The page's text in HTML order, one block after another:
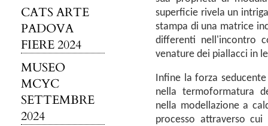
CATS ARTE
PADOVA
FIERE 2024
MUSEO
MCYC
SETTEMBRE
2024
superficie rivela un
stampa di una matrice
differenti nell'incontro
venature dei piallacci in
Infine la forza
nella termoformatura
nella modellazione a
processo attraverso